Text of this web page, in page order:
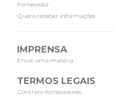
Fornecedor
Quero receber informações
IMPRENSA
Envie uma matéria
TERMOS LEGAIS
Contrato fornecedores